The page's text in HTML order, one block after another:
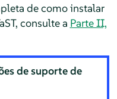
de como instalar
consulte a Parte II,
de suporte de